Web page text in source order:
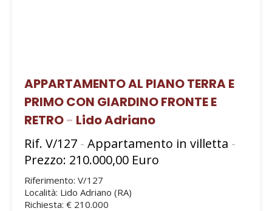
APPARTAMENTO AL PIANO TERRA E
PRIMO CON GIARDINO FRONTE E
RETRO- Lido Adriano
Rif. V/127 - Appartamento in villetta -
Prezzo: 210.000,00 Euro
Riferimento: V/127
Località: Lido Adriano (RA)
Richiesta: € 210.000